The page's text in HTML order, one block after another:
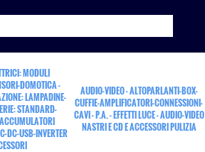
MODULI
DOMOTICA -
LAMPADINE-
STANDARD-
DC-USB-INVERTER
AUDIO-VIDEO - ALTOPARLANTI-BOX-
CUFFIE-AMPLIFICATORI-CONNESSIONI-
CAVI - P.A. - EFFETTI LUCE - AUDIO-VIDEO
NASTRI E CD E ACCESSORI PULIZIA